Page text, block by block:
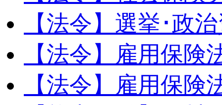
【法令】選挙･政
【法令】雇用保険
【法令】雇用保険